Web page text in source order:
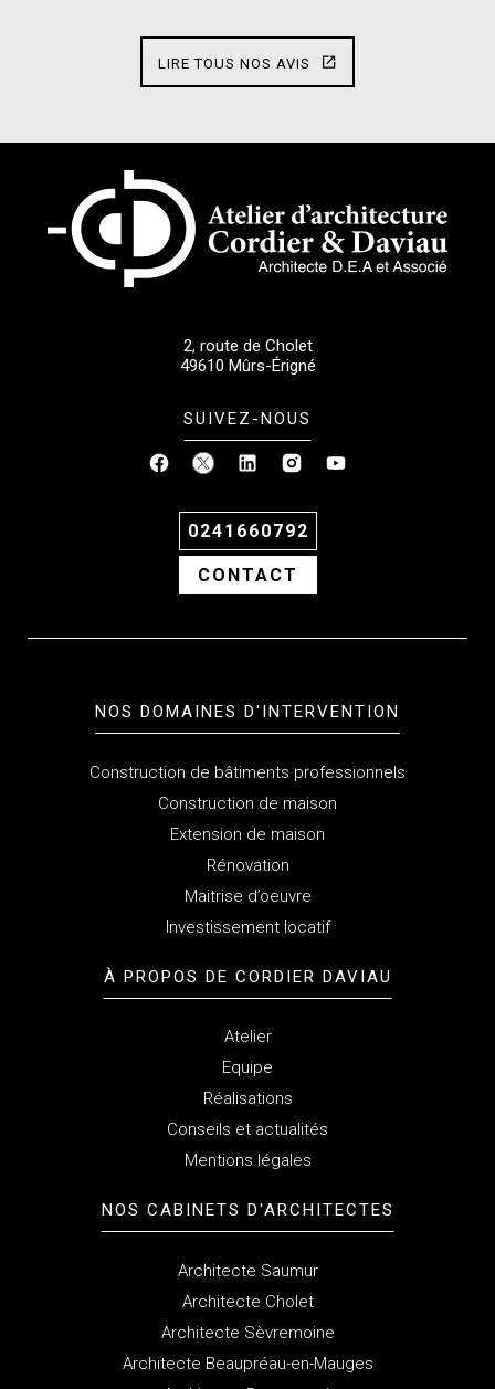
LIRE TOUS NOS AVIS
2, route de Cholet
49610 Mûrs-Érigné
SUIVEZ-NOUS
0241660792
CONTACT
NOS DOMAINES D'INTERVENTION
Construction de bâtiments professionnels
Construction de maison
Extension de maison
Rénovation
Maitrise d’oeuvre
Investissement locatif
À PROPOS DE CORDIER DAVIAU
Atelier
Equipe
Réalisations
Conseils et actualités
Mentions légales
NOS CABINETS D'ARCHITECTES
Architecte Saumur
Architecte Cholet
Architecte Sèvremoine
Architecte Beaupréau-en-Mauges